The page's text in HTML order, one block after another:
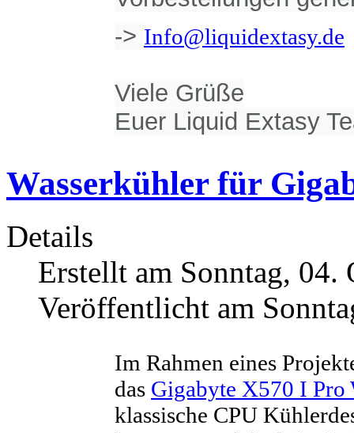
-> Info@liquidextasy.de
Viele Grüße
Euer Liquid Extasy
Wasserkühler für
Details
Erstellt am Sonntag, 04.
Veröffentlicht am
Im Rahmen eines
das Gigabyte X570 I Pro
klassische CPU